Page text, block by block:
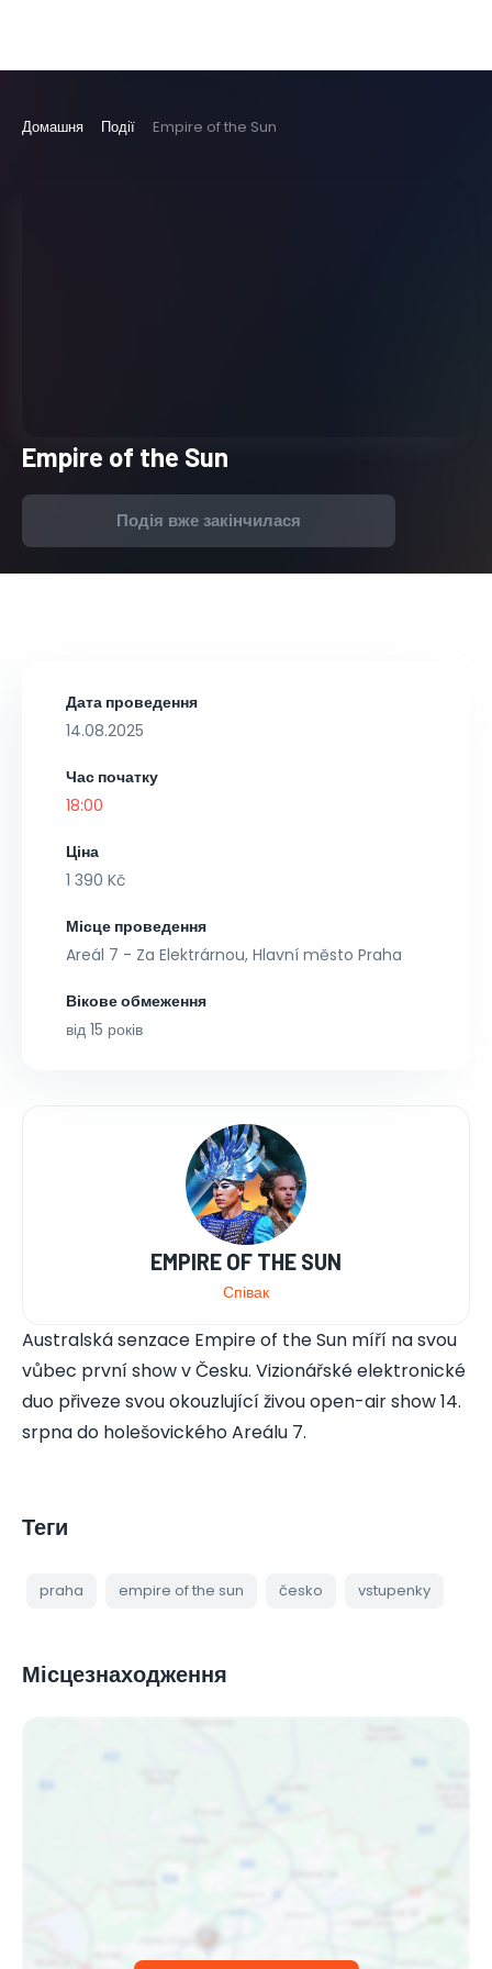
Домашня Події Empire of the Sun
Empire of the Sun
Подія вже закінчилася
Дата проведення
14.08.2025
Час початку
18:00
Ціна
1 390 Kč
Місце проведення
Areál 7 - Za Elektrárnou, Hlavní město Praha
Вікове обмеження
від 15 років
EMPIRE OF THE SUN
Співак
Australská senzace Empire of the Sun míří na svou
vůbec první show v Česku. Vizionářské elektronické
duo přiveze svou okouzlující živou open-air show 14.
srpna do holešovického Areálu 7.
Теги
praha empire of the sun česko vstupenky
Місцезнаходження